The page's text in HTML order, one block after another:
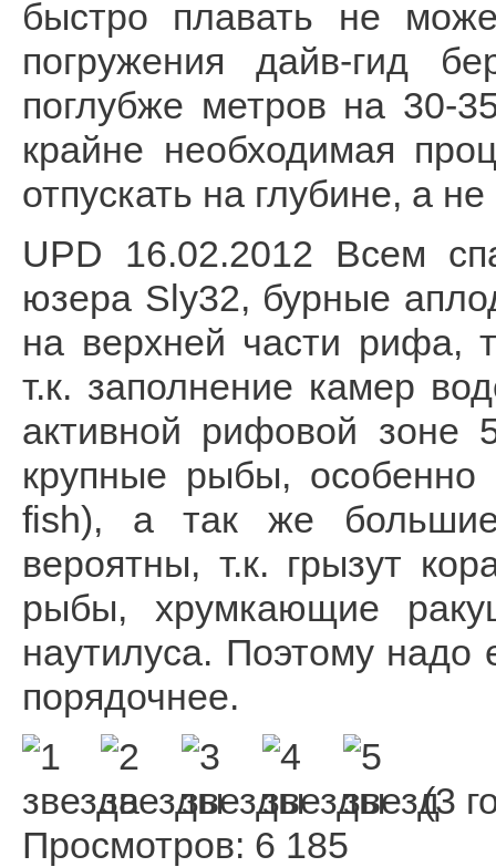
быстро плавать не
погружения дайв-гид
поглубже метров на 30-
крайне необходимая
отпускать на глубине, а
UPD 16.02.2012 Всем
юзера Sly32, бурные
на верхней части рифа,
т.к. заполнение камер
активной рифовой зоне
крупные рыбы, особенно
fish), а так же
вероятны, т.к. грызут
рыбы, хрумкающие
наутилуса. Поэтому надо
порядочнее.
(3
Просмотров: 6 185